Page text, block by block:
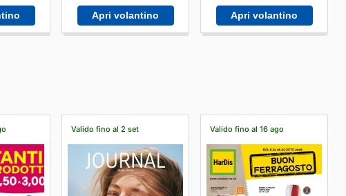
Apri volantino Apri volantino
Valido fino al 2 set Valido fino al 16 ago